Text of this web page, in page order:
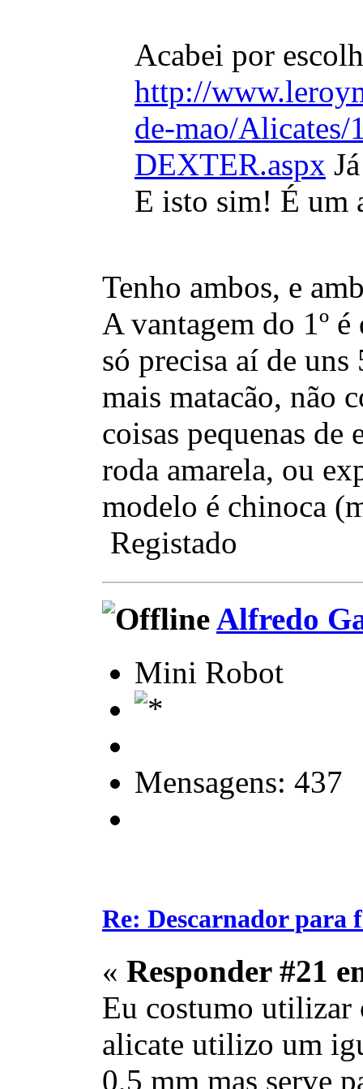
Acabei por
http://
de-mao/
DEXTER.aspx
E isto sim! É um
Tenho ambos, e
A vantagem do 1º
só precisa aí de
mais matacão, não
coisas pequenas de
roda amarela, ou
modelo é chinoca
Registado
Alfredo
Mini Robot
Mensagens: 437
Re: Descarnador para
« Responder #21
Eu costumo utilizar
alicate utilizo um
0,5 mm mas serve